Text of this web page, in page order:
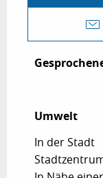
Umwelt
Umwelt
In der Stadt